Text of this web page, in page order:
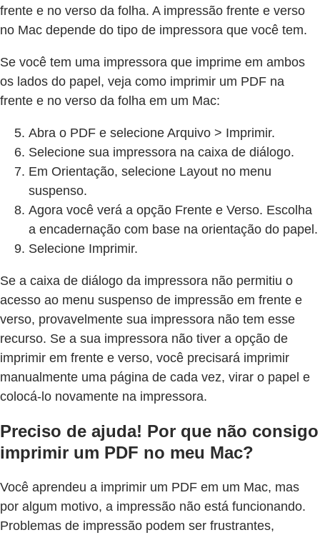
frente e no verso da folha. A impressão frente e verso
no Mac depende do tipo de impressora que você tem.
Se você tem uma impressora que imprime em ambos
os lados do papel, veja como imprimir um PDF na
frente e no verso da folha em um Mac:
Abra o PDF e selecione Arquivo > Imprimir.
Selecione sua impressora na caixa de diálogo.
Em Orientação, selecione Layout no menu
suspenso.
Agora você verá a opção Frente e Verso. Escolha
a encadernação com base na orientação do papel.
Selecione Imprimir.
Se a caixa de diálogo da impressora não permitiu o
acesso ao menu suspenso de impressão em frente e
verso, provavelmente sua impressora não tem esse
recurso. Se a sua impressora não tiver a opção de
imprimir em frente e verso, você precisará imprimir
manualmente uma página de cada vez, virar o papel e
colocá-lo novamente na impressora.
Preciso de ajuda! Por que não consigo
imprimir um PDF no meu Mac?
Você aprendeu a imprimir um PDF em um Mac, mas
por algum motivo, a impressão não está funcionando.
Problemas de impressão podem ser frustrantes,